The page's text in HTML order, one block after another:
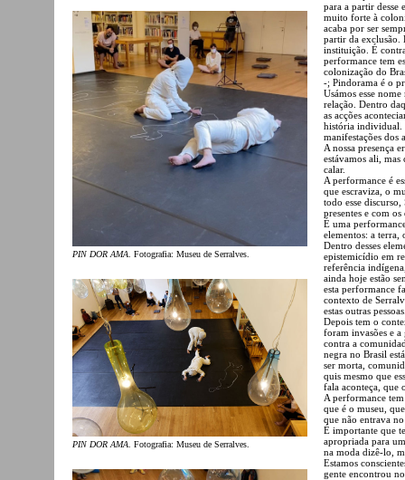
PIN DOR AMA. Fotografia: Museu de Serralves.
PIN DOR AMA . Fotografia: Museu de Serralves.
para a partir desse
muito forte à
acaba por ser
partir da exclusão.
instituição. É
performance tem
colonização do
-; Pindorama é o
Usámos esse
relação. Dentro
as acções
história individual.
manifestações dos
A nossa presença
estávamos ali, mas
calar.
A performance é
que escraviza, o
todo esse discurso,
presentes e com
É uma
elementos: a
Dentro desses
epistemicídio em
referência
ainda hoje estão
esta performance
contexto de
estas outras
Depois tem o
foram invasões e a
contra a
negra no Brasil
ser morta,
quis mesmo que
fala aconteça, que
A performance
que é o museu,
que não entrava
É importante que
apropriada para
na moda dizê-lo,
Estamos
gente encontrou